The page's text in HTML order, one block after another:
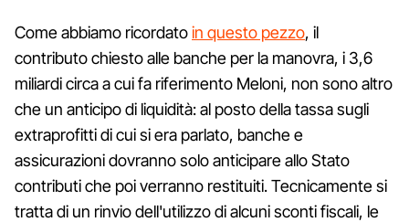
Come abbiamo ricordatoin questo pezzo, il
contributo chiesto alle banche per la manovra, i 3,6
miliardi circa a cui fa riferimento Meloni, non sono altro
che un anticipo di liquidità: al posto della tassa sugli
extraprofitti di cui si era parlato, banche e
assicurazioni dovranno solo anticipare allo Stato
contributi che poi verranno restituiti. Tecnicamente si
tratta di un rinvio dell'utilizzo di alcuni sconti fiscali, le